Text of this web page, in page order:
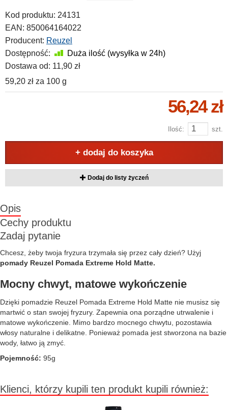
Kod produktu: 24131
EAN: 850064164022
Producent: Reuzel
Dostępność:
Duża ilość (wysyłka w 24h)
Dostawa od: 11,90 zł
59,20 zł za 100 g
56,24 zł
Ilość: szt.
+ dodaj do koszyka
Dodaj do listy życzeń
Opis
Cechy produktu
Zadaj pytanie
Chcesz, żeby twoja fryzura trzymała się przez cały dzień? Użyj
pomady Reuzel Pomada Extreme Hold Matte.
Mocny chwyt, matowe wykończenie
Dzięki pomadzie Reuzel Pomada Extreme Hold Matte nie musisz się
martwić o stan swojej fryzury. Zapewnia ona porządne utrwalenie i
matowe wykończenie. Mimo bardzo mocnego chwytu, pozostawia
włosy naturalne i delikatne. Ponieważ pomada jest stworzona na bazie
wody, łatwo ją zmyć.
Pojemność: 95g
Klienci, którzy kupili ten produkt kupili również: